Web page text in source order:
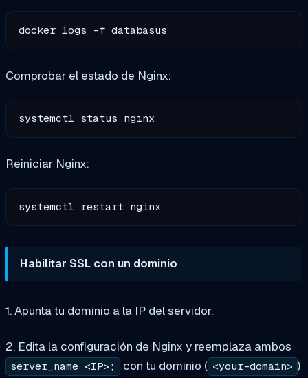
Comprobar el estado de Nginx:
Reiniciar Nginx:
Habilitar SSL con un dominio
1. Apunta tu dominio a la IP del servidor.
2. Edita la configuración de Nginx y reemplaza ambos
server_name <IP>; con tu dominio ( <your-domain> )